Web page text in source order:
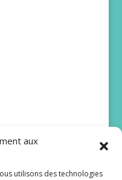
aux
utilisons des technologies